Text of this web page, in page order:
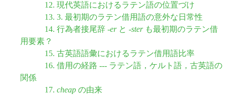
12. 現代英語におけるラテン語の位置づけ
13. 3. 最初期のラテン借用語の意外な日常性
14. 行為者接尾辞 -erと -sterも最初期のラテン借
用要素？
15. 古英語語彙におけるラテン借用語比率
16. 借用の経路 --- ラテン語，ケルト語，古英語の
関係
17. cheap の由来